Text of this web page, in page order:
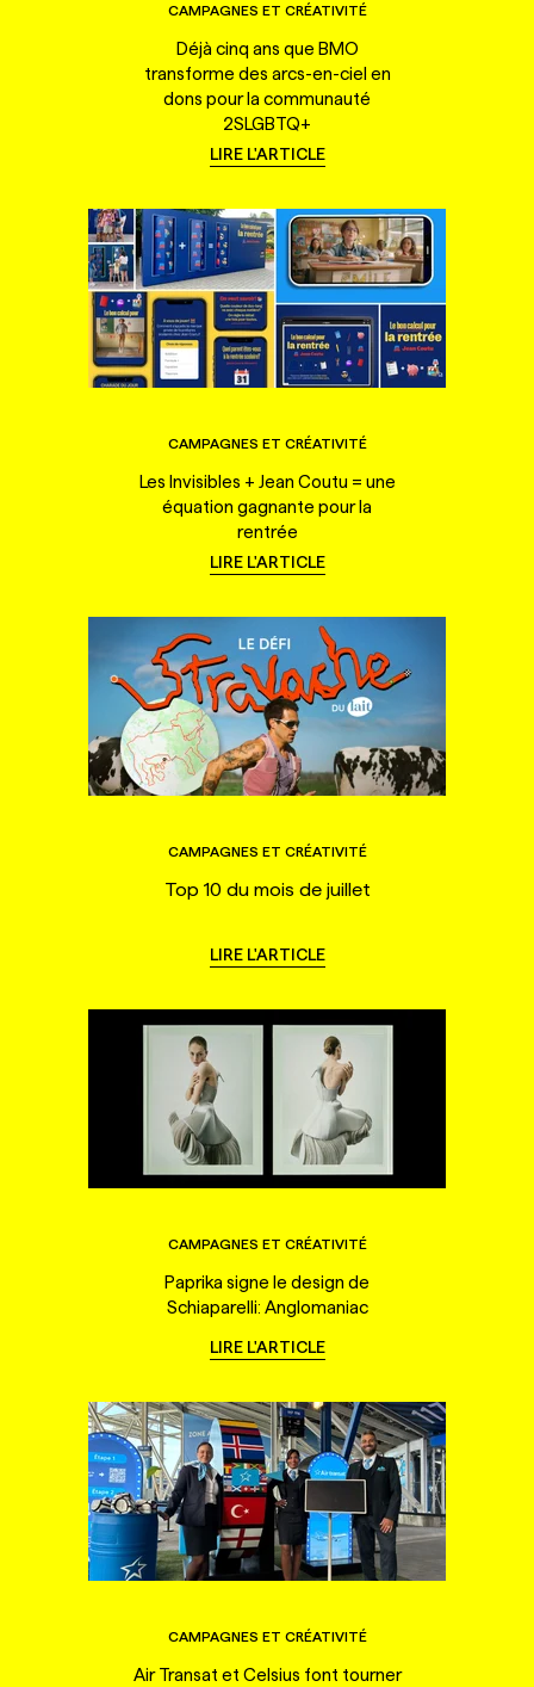
CAMPAGNES ET CRÉATIVITÉ
Déjà cinq ans que BMO
transforme des arcs-en-ciel en
dons pour la communauté
2SLGBTQ+
LIRE L'ARTICLE
CAMPAGNES ET CRÉATIVITÉ
Les Invisibles + Jean Coutu = une
équation gagnante pour la
rentrée
LIRE L'ARTICLE
CAMPAGNES ET CRÉATIVITÉ
Top 10 du mois de juillet
LIRE L'ARTICLE
CAMPAGNES ET CRÉATIVITÉ
Paprika signe le design de
Schiaparelli: Anglomaniac
LIRE L'ARTICLE
CAMPAGNES ET CRÉATIVITÉ
Air Transat et Celsius font tourner